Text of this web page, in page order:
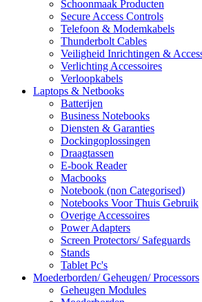
Schoonmaak Producten
Secure Access Controls
Telefoon & Modemkabels
Thunderbolt Cables
Veiligheid Inrichtingen &
Verlichting Accessoires
Verloopkabels
Laptops & Netbooks
Batterijen
Business Notebooks
Diensten & Garanties
Dockingoplossingen
Draagtassen
E-book Reader
Macbooks
Notebook (non Categorised)
Notebooks Voor Thuis Gebruik
Overige Accessoires
Power Adapters
Screen Protectors/ Safeguards
Stands
Tablet Pc's
Moederborden/ Geheugen/ Processors
Geheugen Modules